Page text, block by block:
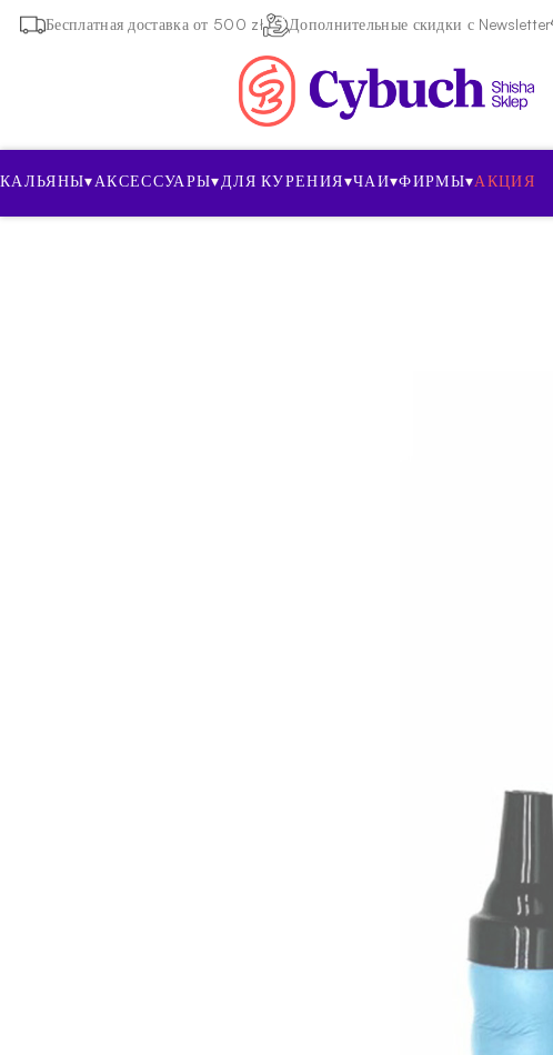
Бесплатная доставка от 500 zł Дополнительные скидки с Newsletter
КАЛЬЯНЫ▾АКСЕССУАРЫ▾ДЛЯ КУРЕНИЯ▾ЧАИ▾ФИРМЫ▾АКЦИЯ